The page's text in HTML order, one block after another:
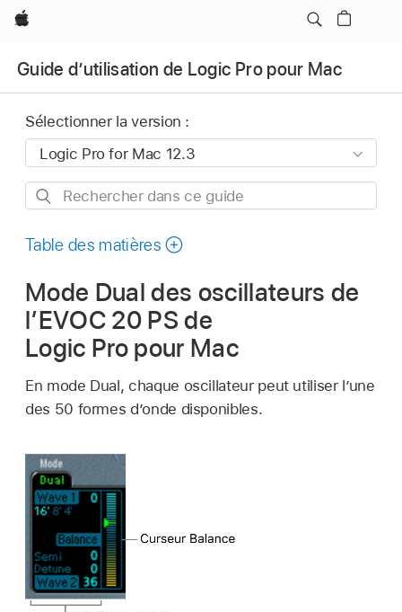
Apple
Guide d’utilisation de Logic Pro pour Mac
Sélectionner la version :
Rechercher
ce
Table des matières
Mode Dual des oscillateurs de
l’EVOC 20 PS de
Logic Pro pour Mac
En mode Dual, chaque oscillateur peut utiliser l’une
des 50 formes d’onde disponibles.